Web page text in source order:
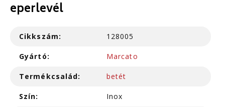
eperlevél
Cikkszám: 128005
Gyártó: Marcato
Termékcsalád: betét
Szín: Inox